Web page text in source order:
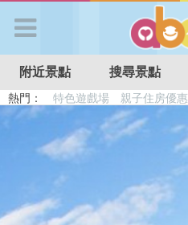
APP登入
首 頁
搜尋景點
附近景點 搜尋景點
熱門： 特色遊戲場 親子住房優惠
溜滑梯民宿
觀光工廠